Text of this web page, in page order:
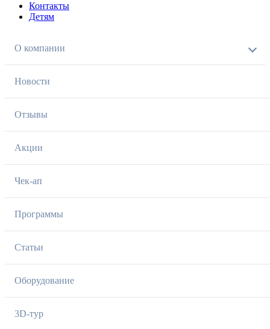
Контакты
Детям
О компании
Новости
Отзывы
Акции
Чек-ап
Программы
Статьи
Оборудование
3D-тур